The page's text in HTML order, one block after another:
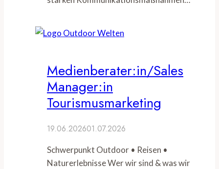
Medienberater:in/Sales
Manager:in
Tourismusmarketing
19.06.202601.07.2026
Schwerpunkt Outdoor • Reisen •
Naturerlebnisse Wer wir sind & was wir